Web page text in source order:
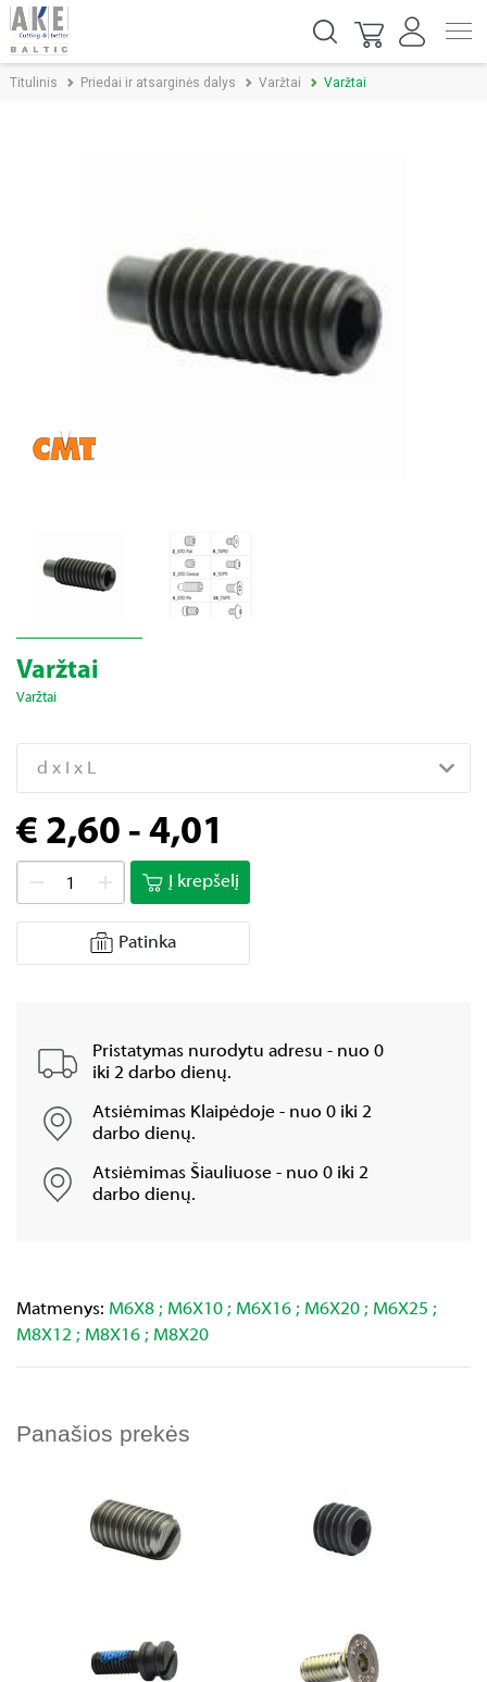
Titulinis Priedai ir atsarginės dalys Varžtai Varžtai
Varžtai
Varžtai
d x I x L
€ 2,60 - 4,01
Į krepšelį
Patinka
Pristatymas nurodytu adresu - nuo 0
iki 2 darbo dienų.
Atsiėmimas Klaipėdoje - nuo 0 iki 2
darbo dienų.
Atsiėmimas Šiauliuose - nuo 0 iki 2
darbo dienų.
Matmenys: M6X8 ; M6X10 ; M6X16 ; M6X20 ; M6X25 ;
M8X12 ; M8X16 ; M8X20
Panašios prekės